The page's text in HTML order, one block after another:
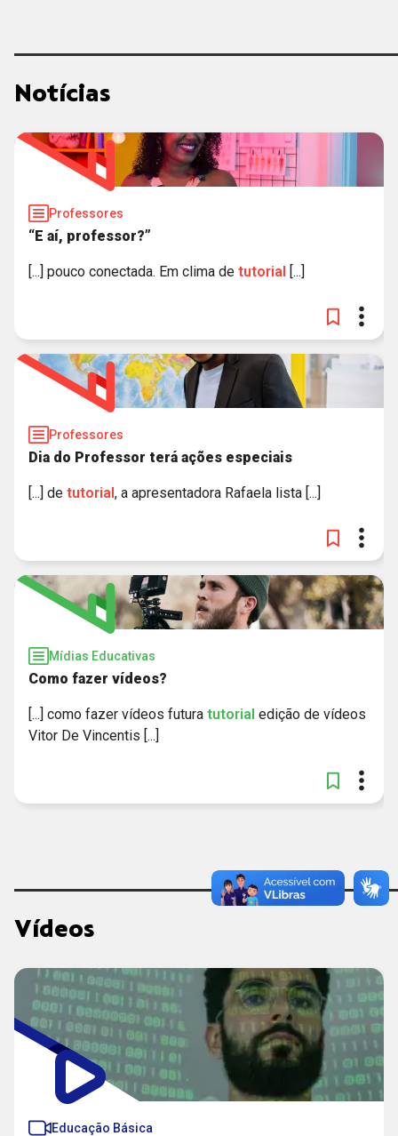
Notícias
Professores
“E aí, professor?”
[...] pouco conectada. Em clima de tutorial [...]
Professores
Dia do Professor terá ações especiais
[...] de tutorial, a apresentadora Rafaela lista [...]
Mídias Educativas
Como fazer vídeos?
[...] como fazer vídeos futura tutorial edição de vídeos
Vitor De Vincentis [...]
Vídeos
Educação Básica